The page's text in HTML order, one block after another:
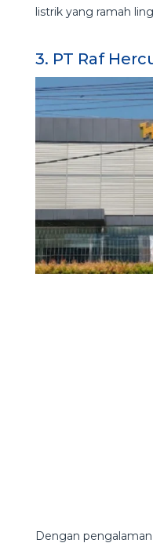
listrik yang ramah
3. PT Raf
Dengan